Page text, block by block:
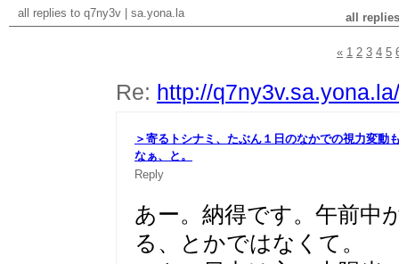
all replies to q7ny3v sa.yona.la all
« 1 2 3 4 5
Re: http://
＞寄るトシナミ、たぶん１日のなかでの視力変動
なぁ、と 。
Reply
あー。納得です。午前中
る、とかではなくて。